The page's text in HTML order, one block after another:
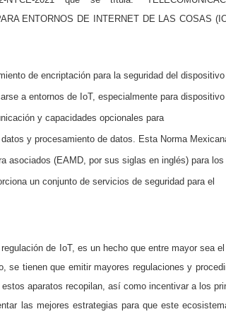
ENTORNOS DE INTERNET DE LAS COSAS
de encriptación para la seguridad del dispositivo
a entornos de IoT, especialmente para
y capacidades opcionales para
y procesamiento de datos. Esta Norma
asociados (EAMD, por sus siglas en inglés) para los
un conjunto de servicios de seguridad para el
de IoT, es un hecho que entre mayor sea
tienen que emitir mayores regulaciones y
aparatos recopilan, así como incentivar a los
las mejores estrategias para que este